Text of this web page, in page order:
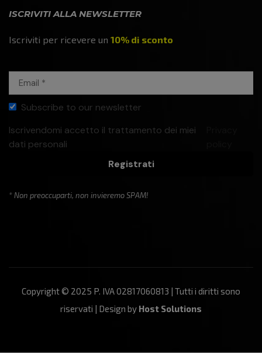
ISCRIVITI ALLA NEWSLETTER
Iscriviti per ricevere un 10% di sconto
Subscribe to our newsletter
Iscrivendomi accetto il trattamento dei miei
dati personali
Registrati
* Non preoccuparti, non invieremo SPAM!
Copyright © 2025 P. IVA 02817060813 | Tutti i diritti sono
riservati | Design by Host Solutions